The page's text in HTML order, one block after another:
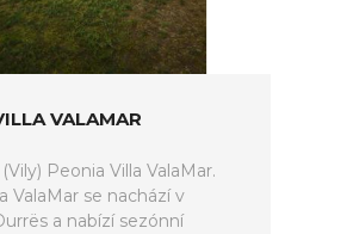
VALAMAR
Peonia Villa ValaMar.
ValaMar se nachází v
a nabízí sezónní